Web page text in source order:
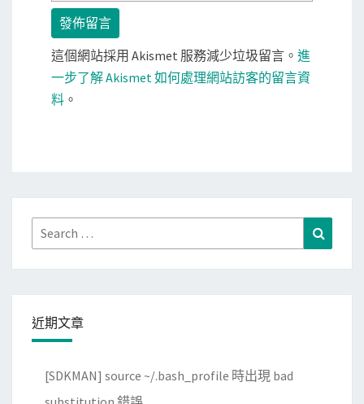
這個網站採用 Akismet 服務減少垃圾留言。 進
一步了解 Akismet 如何處理網站訪客的留言資
料 。
Search
for:
近期文章
[SDKMAN] source ~/.bash_profile 時出現 bad